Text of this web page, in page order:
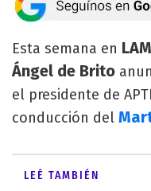
Esta semana en LAM
Ángel de Brito
el presidente de
conducción del
LEÉ TAMBIÉN